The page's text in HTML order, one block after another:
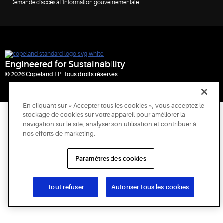
Demande d'accès à l'information gouvernementale
Engineered for Sustainability
© 2026 Copeland LP. Tous droits réservés.
En cliquant sur « Accepter tous les cookies », vous acceptez le
stockage de cookies sur votre appareil pour améliorer la
navigation sur le site, analyser son utilisation et contribuer à
nos efforts de marketing.
Paramètres des cookies
Tout refuser Autoriser tous les cookies